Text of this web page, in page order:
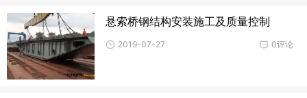
悬索桥钢结构安装施工及质量控制
0评论
2019-07-27